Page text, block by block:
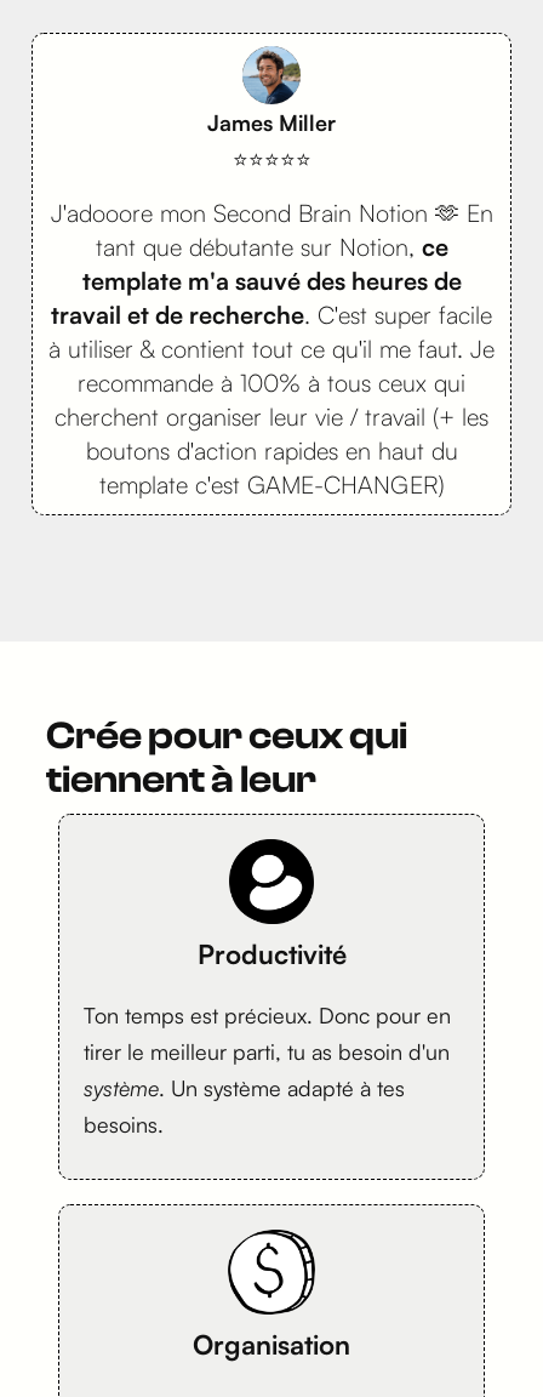
James Miller
⭐⭐⭐⭐⭐
J'adooore mon Second Brain Notion 🫶 En
tant que débutante sur Notion, ce
template m'a sauvé des heures de
travail et de recherche. C'est super facile
à utiliser & contient tout ce qu'il me faut. Je
recommande à 100% à tous ceux qui
cherchent organiser leur vie / travail (+ les
boutons d'action rapides en haut du
template c'est GAME-CHANGER)
Crée pour ceux qui
tiennent à leur
Productivité
Ton temps est précieux. Donc pour en
tirer le meilleur parti, tu as besoin d'un
système. Un système adapté à tes
besoins.
Organisation